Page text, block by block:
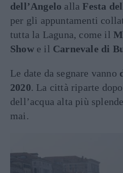
dell’Angelo allaFesta
per gli appuntamenti
tutta la Laguna, come il
Showe il Carnevale di
Le date da segnare vanno
2020. La città riparte
dell’acqua alta più
mai.